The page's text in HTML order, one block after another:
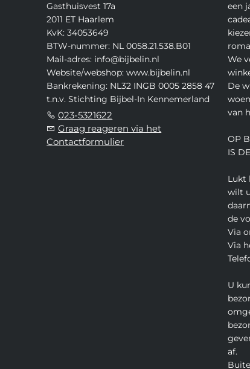
Gasthuisvest 17a
2011 ET Haarlem
KvK: 34053649
BTW-nummer: NL 0058.21.538.B01
Mail-adres: info@bijbelin.nl
Website/webshop: www.bijbelin.nl
Bankrekening: NL32 INGB 0005 2858 47
t.n.v. Stichting Bijbel-In Kennemerland
023-5321622
Graag reageren via het
Contactformulier
een
We
De
van
OP
IS
Lukt
wilt
de
Via
Via
U
af.